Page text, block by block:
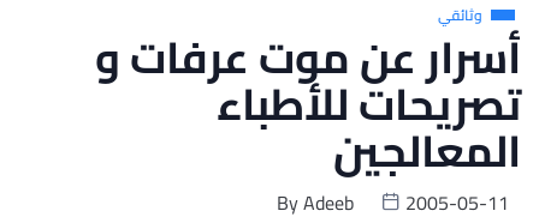
وثائقي
أسرار عن موت عرفات و
تصريحات للأطباء
المعالجين
ByAdeeb
2005-05-11